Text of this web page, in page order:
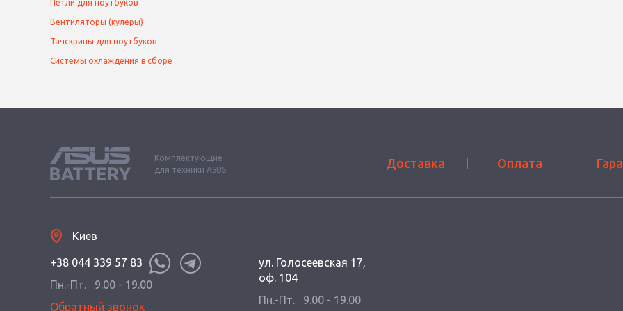
Петли для ноутбуков
Вентиляторы (кулеры)
Тачскрины для ноутбуков
Системы охлаждения в сборе
Комплектующие
для техники ASUS
Доставка Оплата
Киев
+38 044 339 57 83
Пн.-Пт.
9.00 - 19.00
Обратный звонок
ул. Голосеевская 17,
оф. 104
Пн.-Пт.
9.00 - 19.00